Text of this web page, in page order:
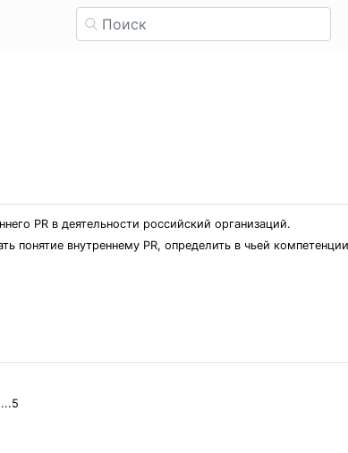
PR в деятельности российский организаций.
понятие внутреннему PR, определить в чьей